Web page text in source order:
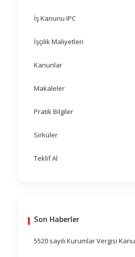
İş Kanunu IPC
İşçilik Maliyetleri
Kanunlar
Makaleler
Pratik Bilgiler
Sirküler
Teklif Al
Son Haberler
5520 sayılı Kurumlar Vergisi